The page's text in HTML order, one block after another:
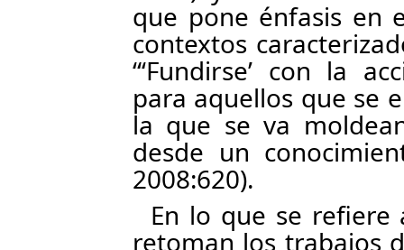
que pone énfasis en
contextos
“‘Fundirse’ con la
para aquellos que se
la que se va
desde un
2008:620).
En lo que se refiere
retoman los trabajos